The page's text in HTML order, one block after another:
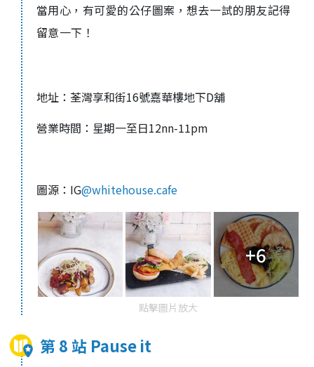
當用心，有可愛的公仔圖案，想去一試的朋友記得
留意一下！
地址：荃灣享和街16號嘉華樓地下D舖
營業時間：星期一至日12nn-11pm
圖源：IG@whitehouse.cafe
+6
點擊圖片放大
第 8 站 Pause it